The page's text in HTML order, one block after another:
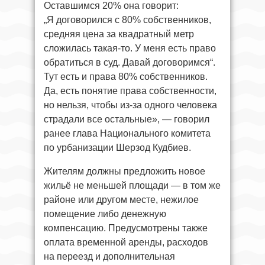
Оставшимся 20% она говорит:
„Я договорился с 80% собственников,
средняя цена за квадратный метр
сложилась такая-то. У меня есть право
обратиться в суд. Давай договоримся“.
Тут есть и права 80% собственников.
Да, есть понятие права собственности,
но нельзя, чтобы из-за одного человека
страдали все остальные», — говорил
ранее глава Национального комитета
по урбанизации Шерзод Кудбиев.
Жителям должны предложить новое
жильё не меньшей площади — в том же
районе или другом месте, нежилое
помещение либо денежную
компенсацию. Предусмотрены также
оплата временной аренды, расходов
на переезд и дополнительная